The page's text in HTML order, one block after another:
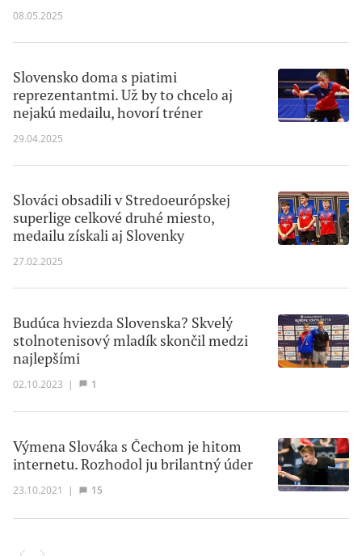
08.05.2025
Slovensko doma s piatimi
reprezentantmi. Už by to chcelo aj
nejakú medailu, hovorí tréner
29.04.2025
Slováci obsadili v Stredoeurópskej
superlige celkové druhé miesto,
medailu získali aj Slovenky
27.02.2025
Budúca hviezda Slovenska? Skvelý
stolnotenisový mladík skončil medzi
najlepšími
02.10.2023 | 1
Výmena Slováka s Čechom je hitom
internetu. Rozhodol ju brilantný úder
23.10.2021 | 15